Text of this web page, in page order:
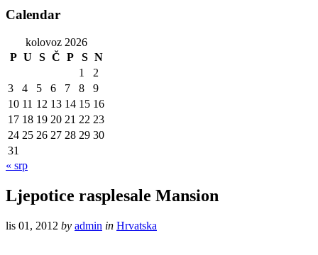
Calendar
kolovoz 2026
P U S Č P S N
1
2
3
4 5 6 7 8
9
10 11 12 13 14 15 16
17 18 19 20 21 22 23
24 25 26 27 28 29 30
31
« srp
Ljepotice rasplesale Mansion
lis 01, 2012 by admin in Hrvatska